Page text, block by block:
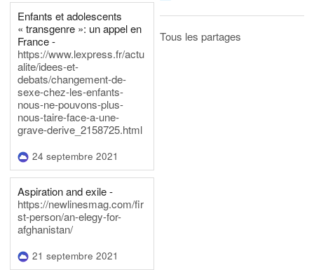
Enfants et adolescents
« transgenre »: un appel en
France -
https://www.lexpress.fr/actu
alite/idees-et-
debats/changement-de-
sexe-chez-les-enfants-
nous-ne-pouvons-plus-
nous-taire-face-a-une-
grave-derive_2158725.html
24 septembre 2021
Aspiration and exile -
https://newlinesmag.com/fir
st-person/an-elegy-for-
afghanistan/
21 septembre 2021
Tous les partages